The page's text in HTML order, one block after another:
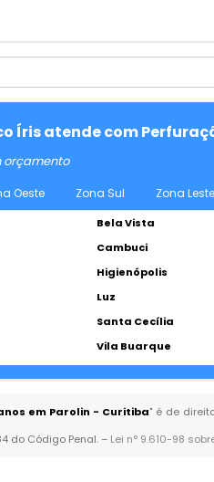
Íris atende com
orçamento
Oeste Zona Sul Zona Leste
Bela Vista
Cambuci
Higienópolis
Luz
Santa Cecília
Vila Buarque
em Parolin - Curitiba" é de
do Código Penal. – Lei n° 9.610-98